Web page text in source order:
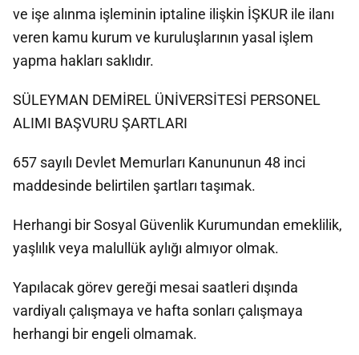
ve işe alınma işleminin iptaline ilişkin İŞKUR ile ilanı
veren kamu kurum ve kuruluşlarının yasal işlem
yapma hakları saklıdır.
SÜLEYMAN DEMİREL ÜNİVERSİTESİ PERSONEL
ALIMI BAŞVURU ŞARTLARI
657 sayılı Devlet Memurları Kanununun 48 inci
maddesinde belirtilen şartları taşımak.
Herhangi bir Sosyal Güvenlik Kurumundan emeklilik,
yaşlılık veya malullük aylığı almıyor olmak.
Yapılacak görev gereği mesai saatleri dışında
vardiyalı çalışmaya ve hafta sonları çalışmaya
herhangi bir engeli olmamak.